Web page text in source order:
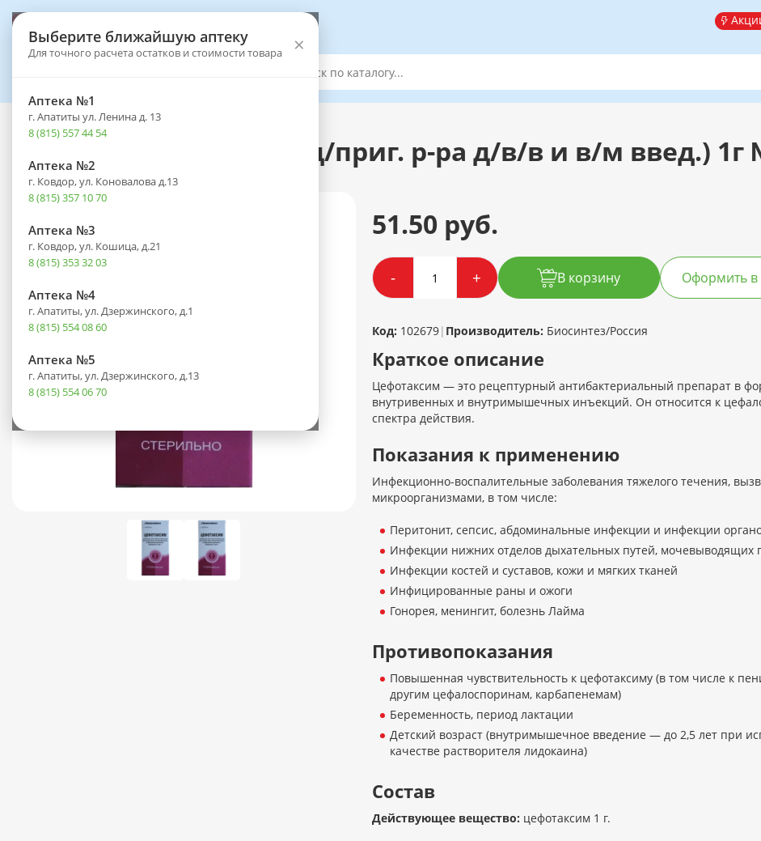
Выберите ближайшую аптеку
Для точного расчета остатков и стоимости товара ×
Аптека №1
г. Апатиты ул. Ленина д. 13
8 (815) 557 44 54
Аптека №2
г. Ковдор, ул. Коновалова д.13
8 (815) 357 10 70
Аптека №3
г. Ковдор, ул. Кошица, д.21
8 (815) 353 32 03
Аптека №4
г. Апатиты, ул. Дзержинского, д.1
8 (815) 554 08 60
Аптека №5
г. Апатиты, ул. Дзержинского, д.13
8 (815) 554 06 70
Каталог - Лекарственные препараты
Цефотаксим фл.(пор. д/приг. р-ра д/в/в и в/м введ.) 1г
51.50 руб.
- + В корзину Оформить в
Код: 102679| Производитель: Биосинтез/Россия
Краткое описание
Цефотаксим — это рецептурный антибактериальный препарат в
внутривенных и внутримышечных инъекций. Он относится к
спектра действия.
Показания к применению
Инфекционно-воспалительные заболевания тяжелого течения,
микроорганизмами, в том числе:
Перитонит, сепсис, абдоминальные инфекции и инфекции
Инфекции нижних отделов дыхательных путей, мочевыводящих
Инфекции костей и суставов, кожи и мягких тканей
Инфицированные раны и ожоги
Гонорея, менингит, болезнь Лайма
Противопоказания
Повышенная чувствительность к цефотаксиму (в том числе к
другим цефалоспоринам, карбапенемам)
Беременность, период лактации
Детский возраст (внутримышечное введение — до 2,5 лет при
качестве растворителя лидокаина)
Состав
Действующее вещество: цефотаксим 1 г.